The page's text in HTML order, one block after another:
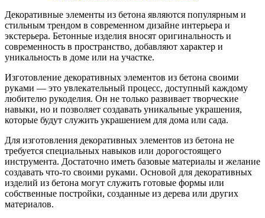
Декоративные элементы из бетона являются популярным и
стильным трендом в современном дизайне интерьера и
экстерьера. Бетонные изделия вносят оригинальность и
современность в пространство, добавляют характер и
уникальность в доме или на участке.
Изготовление декоративных элементов из бетона своими
руками — это увлекательный процесс, доступный каждому
любителю рукоделия. Он не только развивает творческие
навыки, но и позволяет создавать уникальные украшения,
которые будут служить украшением для дома или сада.
Для изготовления декоративных элементов из бетона не
требуется специальных навыков или дорогостоящего
инструмента. Достаточно иметь базовые материалы и желание
создавать что-то своими руками. Основой для декоративных
изделий из бетона могут служить готовые формы или
собственные постройки, созданные из дерева или других
материалов.